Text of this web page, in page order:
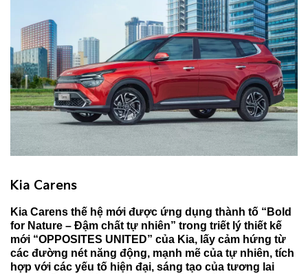
Kia Carens
Kia Carens thế hệ mới được ứng dụng thành tố “Bold
for Nature – Đậm chất tự nhiên” trong triết lý thiết kế
mới “OPPOSITES UNITED” của Kia, lấy cảm hứng từ
các đường nét năng động, mạnh mẽ của tự nhiên, tích
hợp với các yếu tố hiện đại, sáng tạo của tương lai